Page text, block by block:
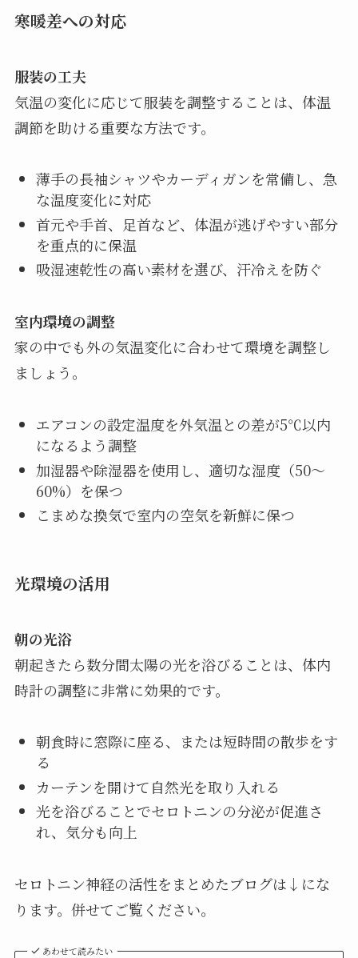
寒暖差への対応
服装の工夫
気温の変化に応じて服装を調整することは、体温
調節を助ける重要な方法です。
薄手の長袖シャツやカーディガンを常備し、急
な温度変化に対応
首元や手首、足首など、体温が逃げやすい部分
を重点的に保温
吸湿速乾性の高い素材を選び、汗冷えを防ぐ
室内環境の調整
家の中でも外の気温変化に合わせて環境を調整し
ましょう。
エアコンの設定温度を外気温との差が5℃以内
になるよう調整
加湿器や除湿器を使用し、適切な湿度（50〜
60%）を保つ
こまめな換気で室内の空気を新鮮に保つ
光環境の活用
朝の光浴
朝起きたら数分間太陽の光を浴びることは、体内
時計の調整に非常に効果的です。
朝食時に窓際に座る、または短時間の散歩をす
る
カーテンを開けて自然光を取り入れる
光を浴びることでセロトニンの分泌が促進さ
れ、気分も向上
セロトニン神経の活性をまとめたブログは↓にな
ります。併せてご覧ください。
あわせて読みたい